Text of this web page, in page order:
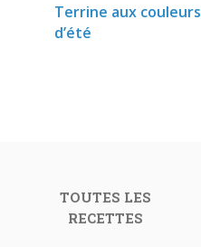
Terrine aux couleurs
d’été
TOUTES LES
RECETTES